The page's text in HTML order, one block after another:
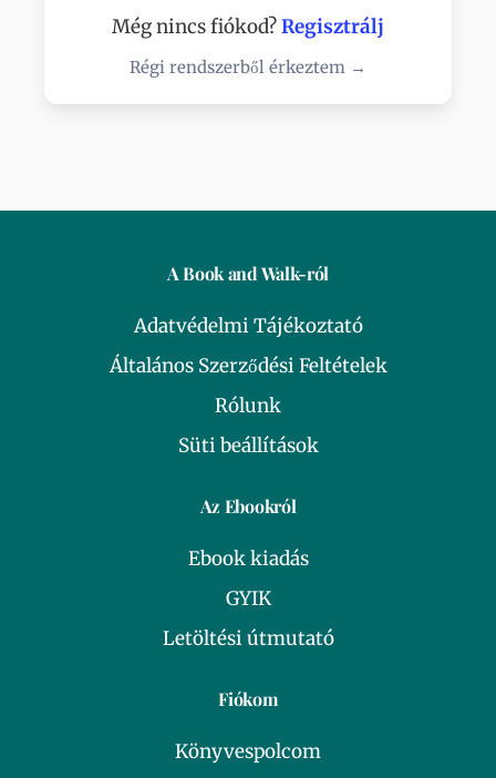
Még nincs fiókod?Regisztrálj
Régi rendszerből érkeztem →
A Book and Walk-ról
Adatvédelmi Tájékoztató
Általános Szerződési Feltételek
Rólunk
Süti beállítások
Az Ebookról
Ebook kiadás
GYIK
Letöltési útmutató
Fiókom
Könyvespolcom